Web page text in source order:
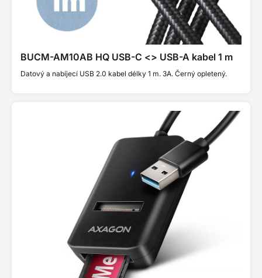
BUCM-AM10AB HQ USB-C <> USB-A kabel 1 m
Datový a nabíjecí USB 2.0 kabel délky 1 m. 3A. Černý opletený.